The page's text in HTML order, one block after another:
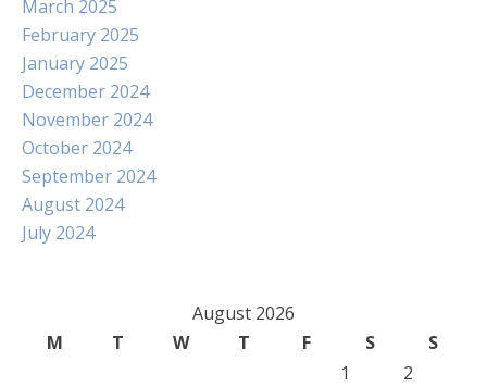
March 2025
February 2025
January 2025
December 2024
November 2024
October 2024
September 2024
August 2024
July 2024
August 2026
M
T W T F S
S
1
2